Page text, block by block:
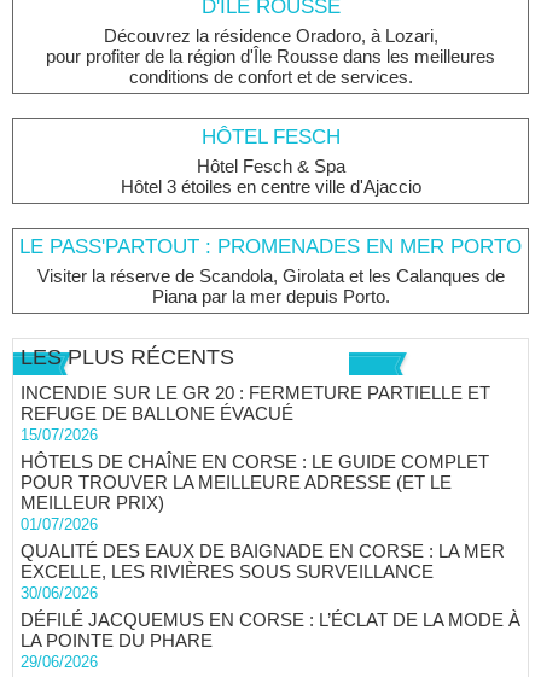
D'ÎLE ROUSSE
Découvrez la résidence Oradoro, à Lozari,
pour profiter de la région d'Île Rousse dans les meilleures
conditions de confort et de services.
HÔTEL FESCH
Hôtel Fesch & Spa
Hôtel 3 étoiles en centre ville d'Ajaccio
LE PASS'PARTOUT : PROMENADES EN MER PORTO
Visiter la réserve de Scandola, Girolata et les Calanques de
Piana par la mer depuis Porto.
LES PLUS RÉCENTS
INCENDIE SUR LE GR 20 : FERMETURE PARTIELLE ET
REFUGE DE BALLONE ÉVACUÉ
15/07/2026
HÔTELS DE CHAÎNE EN CORSE : LE GUIDE COMPLET
POUR TROUVER LA MEILLEURE ADRESSE (ET LE
MEILLEUR PRIX)
01/07/2026
QUALITÉ DES EAUX DE BAIGNADE EN CORSE : LA MER
EXCELLE, LES RIVIÈRES SOUS SURVEILLANCE
30/06/2026
DÉFILÉ JACQUEMUS EN CORSE : L’ÉCLAT DE LA MODE À
LA POINTE DU PHARE
29/06/2026